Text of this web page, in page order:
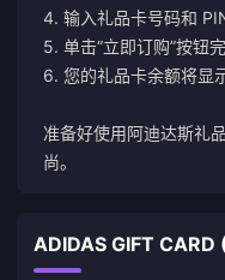
4. 输入礼品卡号码和
5. 单击“立即订购”按钮完
6. 您的礼品卡余额将显
准备好使用阿迪达斯礼
尚。
ADIDAS GIFT CARD